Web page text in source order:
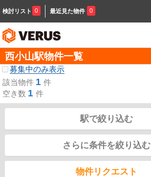
検討リスト 0 最近見た物件 0
西小山駅物件一覧
募集中のみ表示
該当物件 1 件
空き数 1 件
駅で絞り込む
さらに条件を絞り込む
物件リクエスト